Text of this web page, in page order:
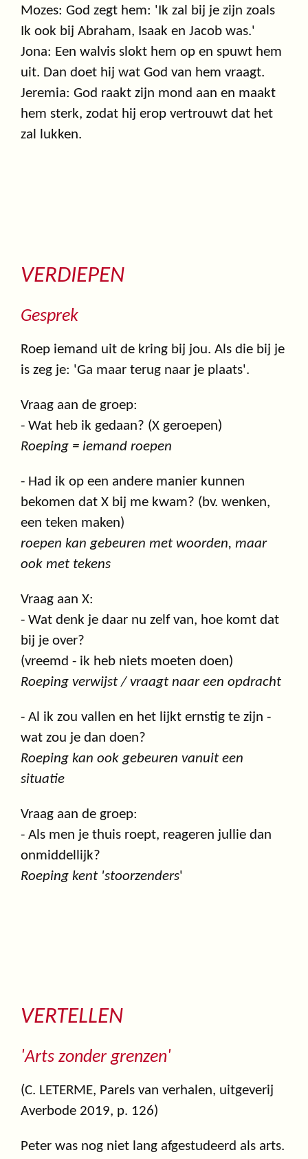
Mozes: God zegt hem: 'Ik zal bij je zijn zoals
Ik ook bij Abraham, Isaak en Jacob was.'
Jona: Een walvis slokt hem op en spuwt hem
uit. Dan doet hij wat God van hem vraagt.
Jeremia: God raakt zijn mond aan en maakt
hem sterk, zodat hij erop vertrouwt dat het
zal lukken.
VERDIEPEN
Gesprek
Roep iemand uit de kring bij jou. Als die bij je
is zeg je: 'Ga maar terug naar je plaats'.
Vraag aan de groep:
- Wat heb ik gedaan? (X geroepen)
Roeping = iemand roepen
- Had ik op een andere manier kunnen
bekomen dat X bij me kwam? (bv. wenken,
een teken maken)
roepen kan gebeuren met woorden, maar
ook met tekens
Vraag aan X:
- Wat denk je daar nu zelf van, hoe komt dat
bij je over?
(vreemd - ik heb niets moeten doen)
Roeping verwijst / vraagt naar een opdracht
- Al ik zou vallen en het lijkt ernstig te zijn -
wat zou je dan doen?
Roeping kan ook gebeuren vanuit een
situatie
Vraag aan de groep:
- Als men je thuis roept, reageren jullie dan
onmiddellijk?
Roeping kent 'stoorzenders'
VERTELLEN
'Arts zonder grenzen'
(C. LETERME, Parels van verhalen, uitgeverij
Averbode 2019, p. 126)
Peter was nog niet lang afgestudeerd als arts.